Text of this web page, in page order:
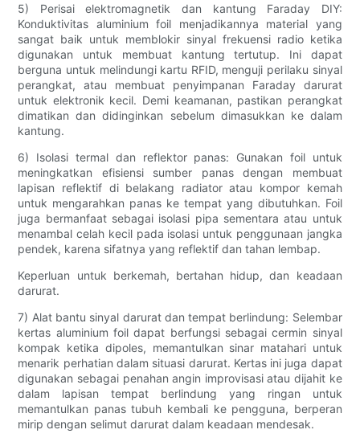
5) Perisai elektromagnetik dan kantung Faraday DIY:
Konduktivitas aluminium foil menjadikannya material yang
sangat baik untuk memblokir sinyal frekuensi radio ketika
digunakan untuk membuat kantung tertutup. Ini dapat
berguna untuk melindungi kartu RFID, menguji perilaku sinyal
perangkat, atau membuat penyimpanan Faraday darurat
untuk elektronik kecil. Demi keamanan, pastikan perangkat
dimatikan dan didinginkan sebelum dimasukkan ke dalam
kantung.
6) Isolasi termal dan reflektor panas: Gunakan foil untuk
meningkatkan efisiensi sumber panas dengan membuat
lapisan reflektif di belakang radiator atau kompor kemah
untuk mengarahkan panas ke tempat yang dibutuhkan. Foil
juga bermanfaat sebagai isolasi pipa sementara atau untuk
menambal celah kecil pada isolasi untuk penggunaan jangka
pendek, karena sifatnya yang reflektif dan tahan lembap.
Keperluan untuk berkemah, bertahan hidup, dan keadaan
darurat.
7) Alat bantu sinyal darurat dan tempat berlindung: Selembar
kertas aluminium foil dapat berfungsi sebagai cermin sinyal
kompak ketika dipoles, memantulkan sinar matahari untuk
menarik perhatian dalam situasi darurat. Kertas ini juga dapat
digunakan sebagai penahan angin improvisasi atau dijahit ke
dalam lapisan tempat berlindung yang ringan untuk
memantulkan panas tubuh kembali ke pengguna, berperan
mirip dengan selimut darurat dalam keadaan mendesak.